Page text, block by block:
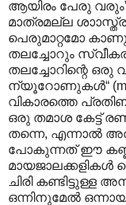
ആയിരം പേരു
മാത്രമല്ല
പെരുമാറ്റമോ
തലച്ചോറും
തലച്ചോറിന്റെ ഒരു
ന്യൂറോണുകൾ“
വികാരത്തെ
ഒരു തമാശ കേട്ട്
തന്നെ, എന്നാൽ അതു
പോകുന്നത് ഈ
മായജാലക്കളികൾ
ചിരി കണ്ടിട്ടുള്ള
ഒന്നിനുമേൽ